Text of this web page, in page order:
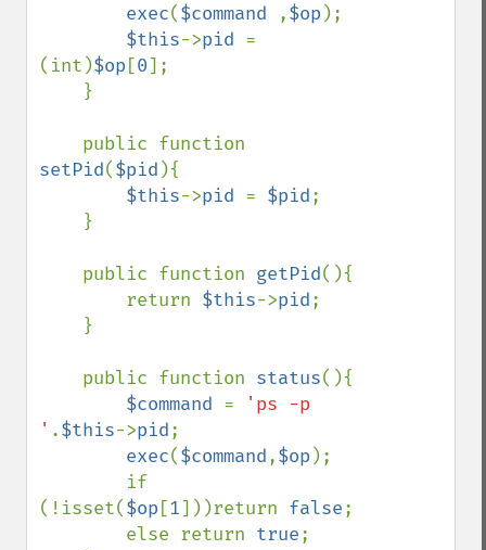
exec($command ,$op );
$this->pid =
(int)$op [0];
setPid($pid ){
$this->pid = $pid;
    public function
getPid(){
        return
$this->pid;
    public function
status(){
$command =
'ps -p
' .$this->pid;
exec($command,$op );
(!isset($op [1]))return false;
        else return
true;